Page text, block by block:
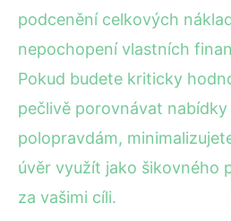
podcenění celkových
nepochopení vlastních
Pokud budete kriticky
pečlivě porovnávat
polopravdám,
úvěr využít jako šikovného
za vašimi cíli.